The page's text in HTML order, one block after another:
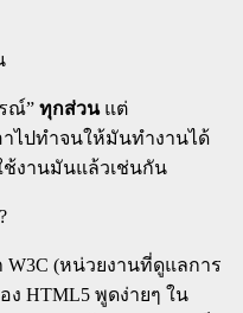
ณ์” ทุกส่วนแต่
อาไปทำจนให้มันทำงานได้
ช้งานมันแล้วเช่นกัน
(หน่วยงานที่ดูแลการ
ง HTML5 พูดง่ายๆ ใน